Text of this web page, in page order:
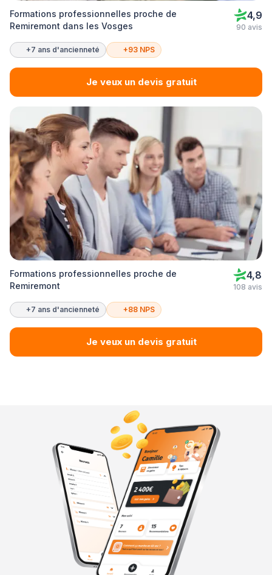
Formations professionnelles proche de
Remiremont dans les Vosges
4,9
90 avis
+7 ans d'ancienneté +93 NPS
Je veux un devis gratuit
Formations professionnelles proche de
Remiremont
4,8
108 avis
+7 ans d'ancienneté +88 NPS
Je veux un devis gratuit